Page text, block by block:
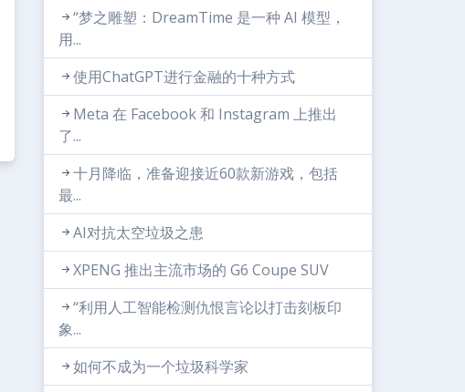
“梦之雕塑：DreamTime 是一种 AI 模型，
用...
使用ChatGPT进行金融的十种方式
Meta 在 Facebook 和 Instagram 上推出
了...
十月降临，准备迎接近60款新游戏，包括
最...
AI对抗太空垃圾之患
XPENG 推出主流市场的 G6 Coupe SUV
“利用人工智能检测仇恨言论以打击刻板印
象...
如何不成为一个垃圾科学家